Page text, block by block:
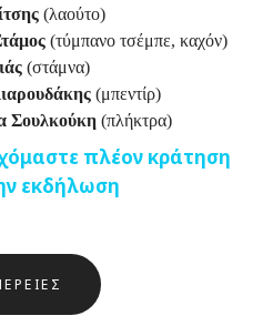
(λαούτο)
(τύμπανο τσέμπε, καχόν)
(στάμνα)
(μπεντίρ)
Σουλκούκη (πλήκτρα)
πλέον κράτηση
εκδήλωση